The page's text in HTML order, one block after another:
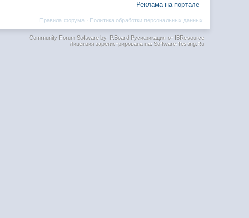
Реклама на портале
Политика обработки персональных данных
Правила форума ·
Community Forum Software by IP.BoardРусификация от IBResource
Лицензия зарегистрирована на: Software-Testing.Ru